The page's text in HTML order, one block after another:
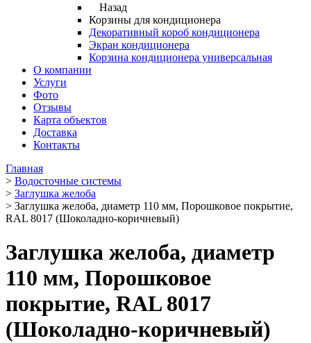
Назад
Корзины для кондиционера
Декоративный короб кондиционера
Экран кондиционера
Корзина кондиционера универсальная
О компании
Услуги
Фото
Отзывы
Карта объектов
Доставка
Контакты
Главная
> Водосточные системы
> Заглушка желоба
> Заглушка желоба, диаметр 110 мм, Порошковое покрытие,
RAL 8017 (Шоколадно-коричневый)
Заглушка желоба, диаметр
110 мм, Порошковое
покрытие, RAL 8017
(Шоколадно-коричневый)